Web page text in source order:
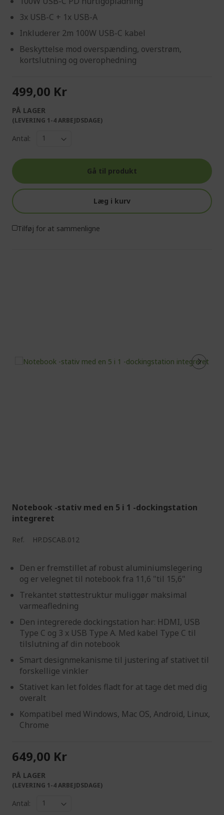
3x USB-C + 1x USB-A
Inkluderer 2m 100W USB-C kabel
Beskyttelse mod overspænding, overstrøm,
kortslutning og overophedning
499,00 Kr
PÅ LAGER
(LEVERING 1-4 ARBEJDSDAGE)
Antal:
Gå til produkt
Læg i kurv
Tilføj for at sammenligne
Notebook -stativ med en 5 i 1 -dockingstation
integreret
Ref. HP.DSCAB.012
Den er fremstillet af robust aluminiumslegering
og er velegnet til notebook fra 11,6 "til 15,6"
Trekantet støttestruktur muliggør maksimal
varmeafledning
Den integrerede dockingstation har: HDMI, USB
Type C og 3 x USB Type A. Med kabel Type C til
tilslutning af din notebook
Smart designmekanisme til justering af stativet til
forskellige vinkler
Stativet kan let foldes fladt for at tage det med dig
overalt
Kompatibel med Windows, Mac OS, Android, Linux,
Chrome
649,00 Kr
PÅ LAGER
(LEVERING 1-4 ARBEJDSDAGE)
Antal: